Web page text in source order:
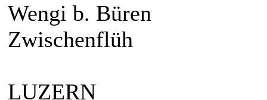
Wengi b. Büren
Zwischenflüh
LUZERN